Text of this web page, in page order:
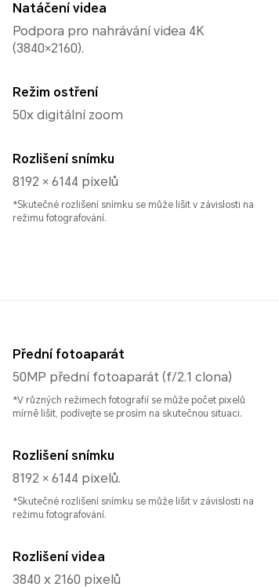
Natáčení videa
Podpora pro nahrávání videa 4K
(3840×2160).
Režim ostření
50x digitální zoom
Rozlišení snímku
8192 × 6144 pixelů
*Skutečné rozlišení snímku se může lišit v závislosti na
režimu fotografování.
Přední fotoaparát
50MP přední fotoaparát (f/2.1 clona)
*V různých režimech fotografií se může počet pixelů
mírně lišit, podívejte se prosím na skutečnou situaci.
Rozlišení snímku
8192 × 6144 pixelů.
*Skutečné rozlišení snímku se může lišit v závislosti na
režimu fotografování.
Rozlišení videa
3840 x 2160 pixelů